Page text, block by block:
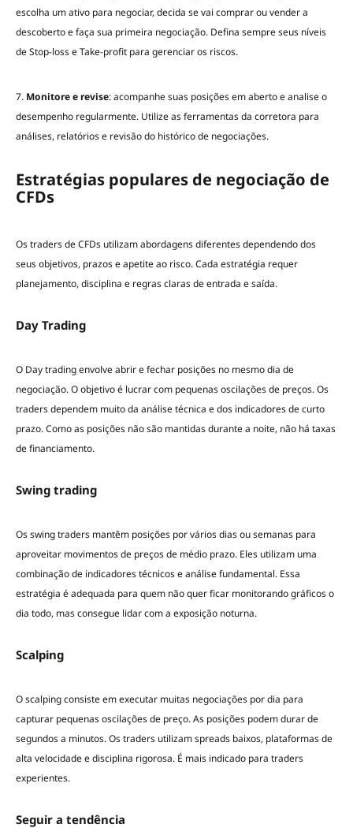
escolha um ativo para negociar, decida se vai comprar ou vender a
descoberto e faça sua primeira negociação. Defina sempre seus níveis
de Stop-loss e Take-profit para gerenciar os riscos.
7. Monitore e revise: acompanhe suas posições em aberto e analise o
desempenho regularmente. Utilize as ferramentas da corretora para
análises, relatórios e revisão do histórico de negociações.
Estratégias populares de negociação de
CFDs
Os traders de CFDs utilizam abordagens diferentes dependendo dos
seus objetivos, prazos e apetite ao risco. Cada estratégia requer
planejamento, disciplina e regras claras de entrada e saída.
Day Trading
O Day trading envolve abrir e fechar posições no mesmo dia de
negociação. O objetivo é lucrar com pequenas oscilações de preços. Os
traders dependem muito da análise técnica e dos indicadores de curto
prazo. Como as posições não são mantidas durante a noite, não há taxas
de financiamento.
Swing trading
Os swing traders mantêm posições por vários dias ou semanas para
aproveitar movimentos de preços de médio prazo. Eles utilizam uma
combinação de indicadores técnicos e análise fundamental. Essa
estratégia é adequada para quem não quer ficar monitorando gráficos o
dia todo, mas consegue lidar com a exposição noturna.
Scalping
O scalping consiste em executar muitas negociações por dia para
capturar pequenas oscilações de preço. As posições podem durar de
segundos a minutos. Os traders utilizam spreads baixos, plataformas de
alta velocidade e disciplina rigorosa. É mais indicado para traders
experientes.
Seguir a tendência